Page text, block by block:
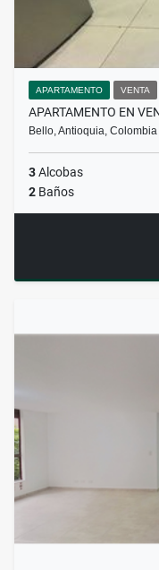
APARTAMENTO VENTA
APARTAMENTO EN
Bello, Antioquia, Colombia
3Alcobas
2 Baños